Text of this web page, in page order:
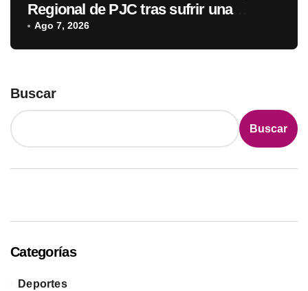
Regional de PJC tras sufrir una
descarga eléctrica
Ago 7, 2026
Buscar
Buscar
Categorías
Deportes